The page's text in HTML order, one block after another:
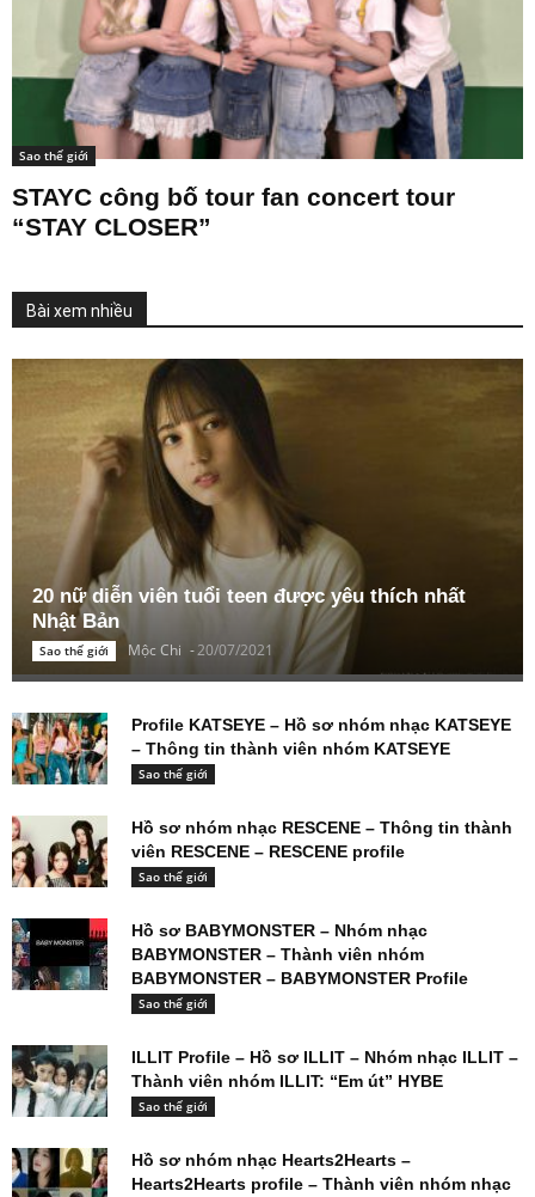
Sao thế giới
STAYC công bố tour fan concert tour
“STAY CLOSER”
Bài xem nhiều
20 nữ diễn viên tuổi teen được yêu thích nhất
Nhật Bản
Sao thế giới Mộc Chi -20/07/2021
Profile KATSEYE – Hồ sơ nhóm nhạc KATSEYE
– Thông tin thành viên nhóm KATSEYE
Sao thế giới
Hồ sơ nhóm nhạc RESCENE – Thông tin thành
viên RESCENE – RESCENE profile
Sao thế giới
Hồ sơ BABYMONSTER – Nhóm nhạc
BABYMONSTER – Thành viên nhóm
BABYMONSTER – BABYMONSTER Profile
Sao thế giới
ILLIT Profile – Hồ sơ ILLIT – Nhóm nhạc ILLIT –
Thành viên nhóm ILLIT: “Em út” HYBE
Sao thế giới
Hồ sơ nhóm nhạc Hearts2Hearts –
Hearts2Hearts profile – Thành viên nhóm nhạc